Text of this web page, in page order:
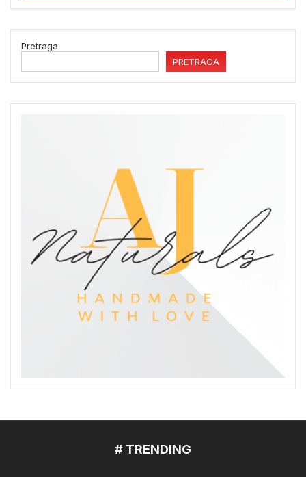
Pretraga
PRETRAGA
# TRENDING